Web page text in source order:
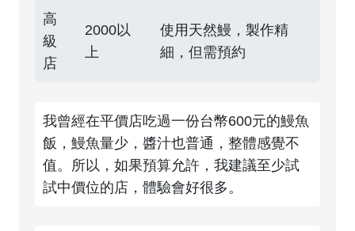
高
級
店
2000以
上
使用天然鰻，製作精
細，但需預約
我曾經在平價店吃過一份台幣600元的鰻魚
飯，鰻魚量少，醬汁也普通，整體感覺不
值。所以，如果預算允許，我建議至少試
試中價位的店，體驗會好很多。